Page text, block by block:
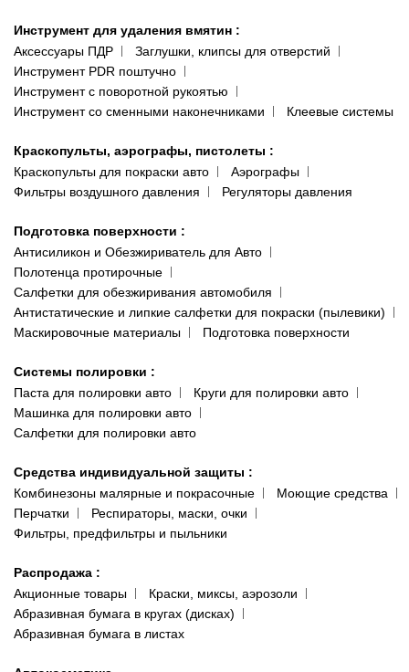
Инструмент для удаления вмятин :
Аксессуары ПДР
Заглушки, клипсы для отверстий
Инструмент PDR поштучно
Инструмент с поворотной рукоятью
Инструмент со сменными наконечниками
Клеевые системы
Краскопульты, аэрографы, пистолеты :
Краскопульты для покраски авто
Аэрографы
Фильтры воздушного давления
Регуляторы давления
Подготовка поверхности :
Антисиликон и Обезжириватель для Авто
Полотенца протирочные
Салфетки для обезжиривания автомобиля
Антистатические и липкие салфетки для покраски (пылевики)
Маскировочные материалы
Подготовка поверхности
Системы полировки :
Паста для полировки авто
Круги для полировки авто
Машинка для полировки авто
Салфетки для полировки авто
Средства индивидуальной защиты :
Комбинезоны малярные и покрасочные
Моющие средства
Перчатки
Респираторы, маски, очки
Фильтры, предфильтры и пыльники
Распродажа :
Акционные товары
Краски, миксы, аэрозоли
Абразивная бумага в кругах (дисках)
Абразивная бумага в листах